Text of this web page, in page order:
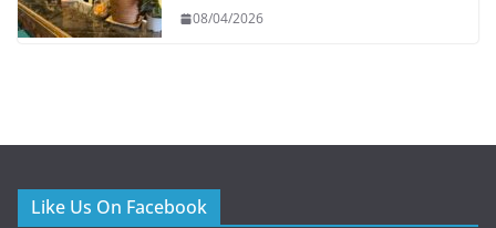
08/04/2026
Like Us On Facebook